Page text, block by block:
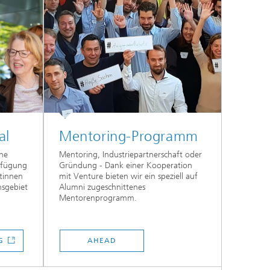
Mentoring-Programm
Mentoring, Industriepartnerschaft oder
Gründung - Dank einer Kooperation
mit Venture bieten wir ein speziell auf
Alumni zugeschnittenes
Mentorenprogramm.
AHEAD